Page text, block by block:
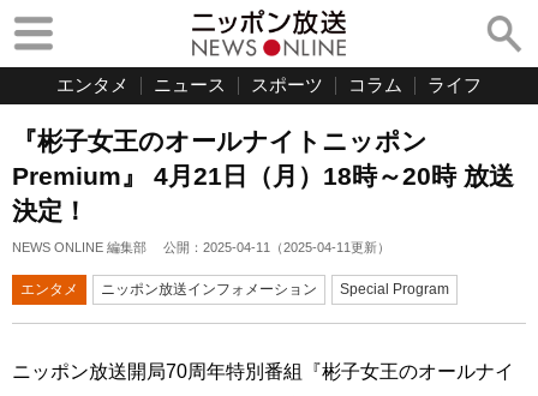
エンタメ ニュース スポーツ コラム ライフ
『彬子女王のオールナイトニッポン
Premium』 4月21日（月）18時～20時 放送
決定！
NEWS ONLINE 編集部 公開： 2025-04-11 （2025-04-11更新）
エンタメ ニッポン放送インフォメーション Special Program
ニッポン放送開局70周年特別番組『彬子女王のオールナイ